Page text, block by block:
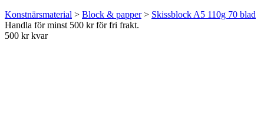
Konstnärsmaterial > Block & papper> Skissblock A5 110g 70 blad
Handla för minst 500 kr för fri frakt.
500 kr kvar